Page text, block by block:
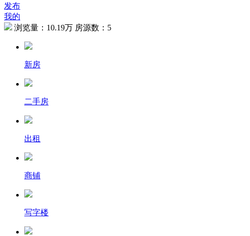
发布
我的
浏览量： 10.19万 房源数： 5
新房
二手房
出租
商铺
写字楼